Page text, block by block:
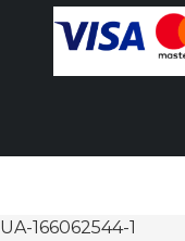
UA-166062544-1